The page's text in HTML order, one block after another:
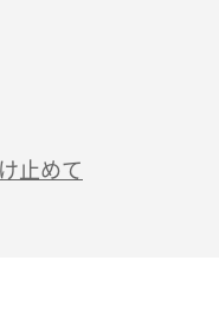
止めて